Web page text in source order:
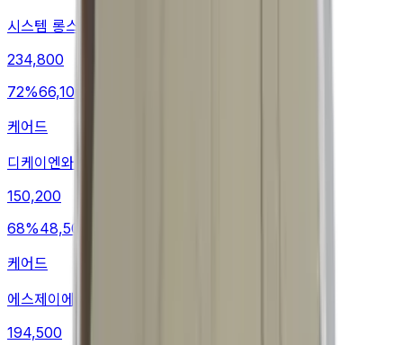
시스템 롱스커트
234,800
72%66,100
케어드
디케이엔와이 캐주얼팬츠
150,200
68%48,500
케어드
에스제이에스제이 미니스커트
194,500